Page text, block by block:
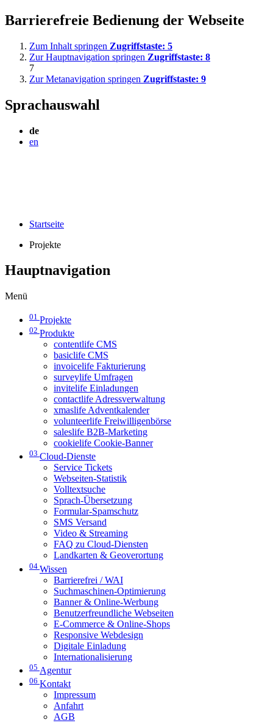
Barrierefreie Bedienung der Webseite
Zum Inhalt springen Zugriffstaste: 5
Zur Hauptnavigation springen Zugriffstaste: 8
7
Zur Metanavigation springen Zugriffstaste: 9
Sprachauswahl
de
en
Startseite
Projekte
Hauptnavigation
Menü
01 Projekte
02 Produkte
contentlife CMS
basiclife CMS
invoicelife Fakturierung
surveylife Umfragen
invitelife Einladungen
contactlife Adressverwaltung
xmaslife Adventkalender
volunteerlife Freiwilligenbörse
saleslife B2B-Marketing
cookielife Cookie-Banner
03 Cloud-Dienste
Service Tickets
Webseiten-Statistik
Volltextsuche
Sprach-Übersetzung
Formular-Spamschutz
SMS Versand
Video & Streaming
FAQ zu Cloud-Diensten
Landkarten & Geoverortung
04 Wissen
Barrierefrei / WAI
Suchmaschinen-Optimierung
Banner & Online-Werbung
Benutzerfreundliche Webseiten
E-Commerce & Online-Shops
Responsive Webdesign
Digitale Einladung
Internationalisierung
05 Agentur
06 Kontakt
Impressum
Anfahrt
AGB